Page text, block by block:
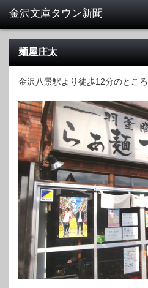
麺屋庄太
金沢八景駅より徒歩12分のとこ